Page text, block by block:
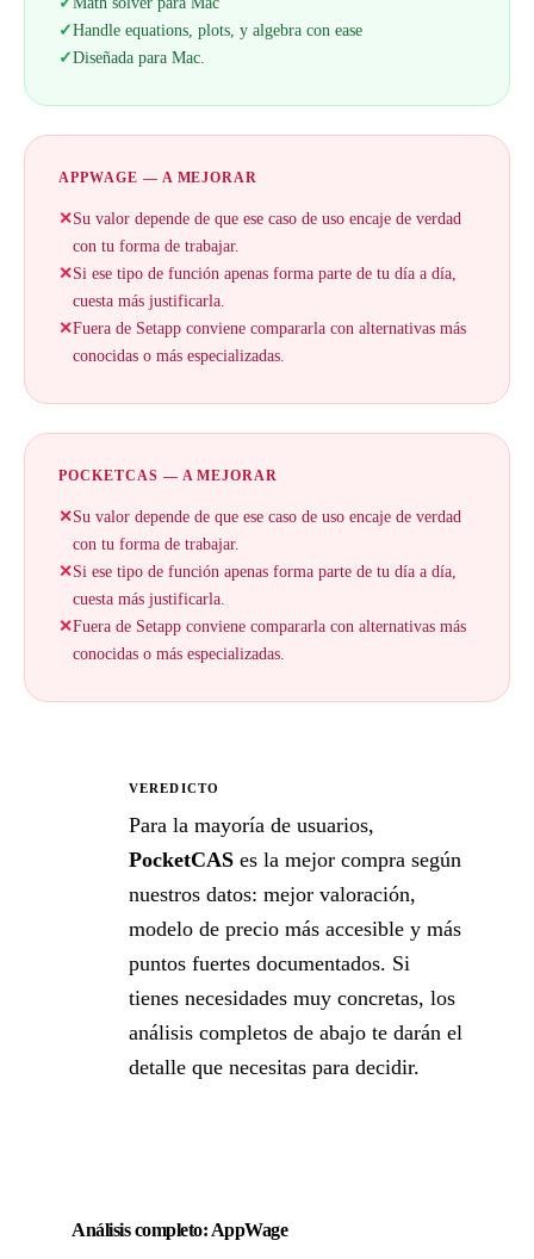
✓Handle equations, plots, y algebra con ease
✓Diseñada para Mac.
APPWAGE — A MEJORAR
✕Su valor depende de que ese caso de uso encaje de verdad
con tu forma de trabajar.
✕Si ese tipo de función apenas forma parte de tu día a día,
cuesta más justificarla.
✕Fuera de Setapp conviene compararla con alternativas más
conocidas o más especializadas.
POCKETCAS — A MEJORAR
✕Su valor depende de que ese caso de uso encaje de verdad
con tu forma de trabajar.
✕Si ese tipo de función apenas forma parte de tu día a día,
cuesta más justificarla.
✕Fuera de Setapp conviene compararla con alternativas más
conocidas o más especializadas.
VEREDICTO
Para la mayoría de usuarios,
PocketCAS es la mejor compra según
nuestros datos: mejor valoración,
modelo de precio más accesible y más
puntos fuertes documentados. Si
tienes necesidades muy concretas, los
análisis completos de abajo te darán el
detalle que necesitas para decidir.
Análisis completo: AppWage